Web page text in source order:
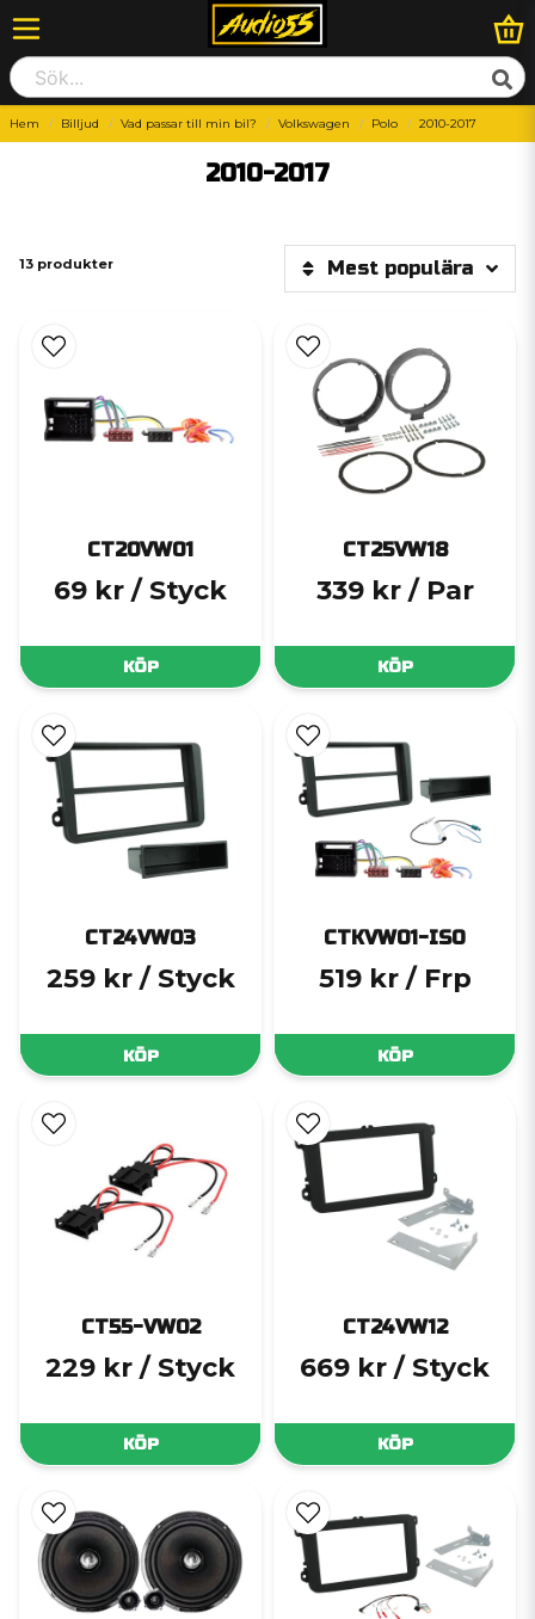
Hem Billjud Vad passar till min bil? Volkswagen Polo 2010-2017
2010-2017
13 produkter Mest populära
CT20VW01
69 kr / Styck
KÖP
CT25VW18
339 kr / Par
KÖP
CT24VW03
259 kr / Styck
KÖP
CTKVW01-ISO
519 kr / Frp
KÖP
CT55-VW02
229 kr / Styck
KÖP
CT24VW12
669 kr / Styck
KÖP